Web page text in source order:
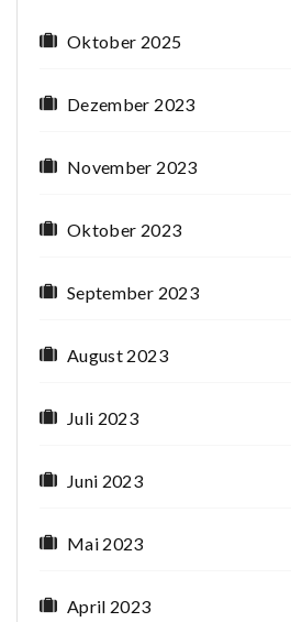
Oktober 2025
Dezember 2023
November 2023
Oktober 2023
September 2023
August 2023
Juli 2023
Juni 2023
Mai 2023
April 2023